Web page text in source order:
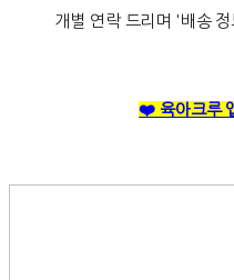
개별 연락 드리며 '배송
❤️ 육아크루